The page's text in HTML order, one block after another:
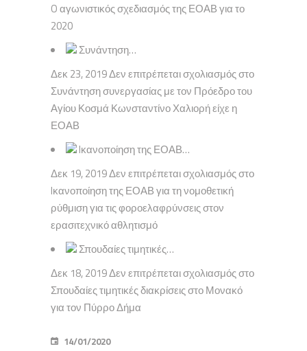
O αγωνιστικός σχεδιασμός της ΕΟΑΒ για το
2020
Συνάντηση…
Δεκ 23, 2019 Δεν επιτρέπεται σχολιασμός στο
Συνάντηση συνεργασίας με τον Πρόεδρο του
Αγίου Κοσμά Κωνσταντίνο Χαλιορή είχε η
ΕΟΑΒ
Iκανοποίηση της ΕΟΑΒ…
Δεκ 19, 2019 Δεν επιτρέπεται σχολιασμός στο
Iκανοποίηση της ΕΟΑΒ για τη νομοθετική
ρύθμιση για τις φοροελαφρύνσεις στον
ερασιτεχνικό αθλητισμό
Σπουδαίες τιμητικές…
Δεκ 18, 2019 Δεν επιτρέπεται σχολιασμός στο
Σπουδαίες τιμητικές διακρίσεις στο Μονακό
για τον Πύρρο Δήμα
14/01/2020